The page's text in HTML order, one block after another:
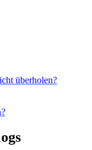
überholen?